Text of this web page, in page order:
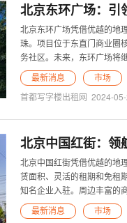
北京东环广场：引
北京东环广场凭借优越的地
珠。项目位于东直门商业圈
务社区。未来，东环广场将
最新消息 市场
首都写字楼出租网 2024-
北京中国红街：领
北京中国红街凭借优越的地
赁面积、灵活的租期和免租
知名企业入驻。周边丰富的
最新消息 市场